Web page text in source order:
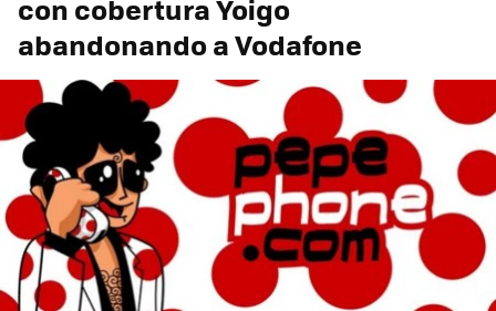
con cobertura Yoigo
abandonando a Vodafone